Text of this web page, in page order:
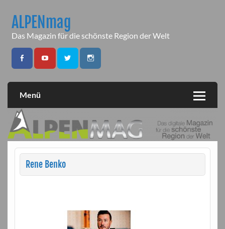
contentALPENmag
Das Magazin für die schönste Region der Welt
Menü
Rene Benko